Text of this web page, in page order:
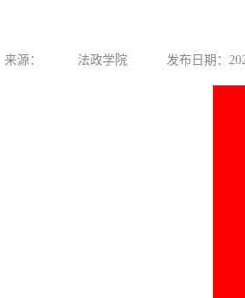
来源： 法政学院 发布日期：